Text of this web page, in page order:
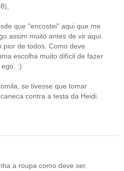
que "encostei" aqui que me
assim muito antes de vir aqui.
pior de todos. Como deve
escolha muito difícil de fazer
:)
se tivesse que tomar
contra a testa da Heidi.
a roupa como deve ser.